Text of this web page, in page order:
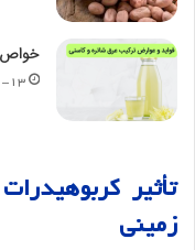
خواص
تأثیر کربوهیدرات
زمینی